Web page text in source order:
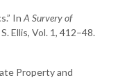
In A Survery of
Ellis, Vol. 1, 412–48.
Property and